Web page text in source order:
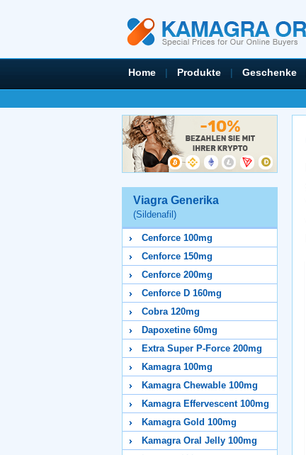
Home | Produkte | Geschenke
Viagra Generika
(Sildenafil)
Cenforce 100mg
Cenforce 150mg
Cenforce 200mg
Cenforce D 160mg
Cobra 120mg
Dapoxetine 60mg
Extra Super P-Force 200mg
Kamagra 100mg
Kamagra Chewable 100mg
Kamagra Effervescent 100mg
Kamagra Gold 100mg
Kamagra Oral Jelly 100mg